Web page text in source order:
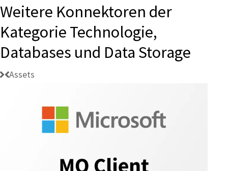
Weitere Konnektoren der
Kategorie Technologie,
Databases und Data Storage
Assets
Microsoft